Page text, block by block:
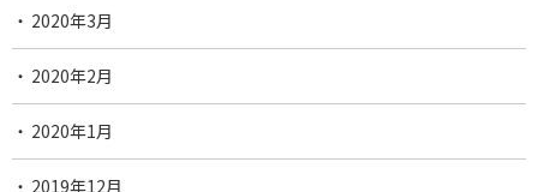
2020年3月
2020年2月
2020年1月
2019年12月